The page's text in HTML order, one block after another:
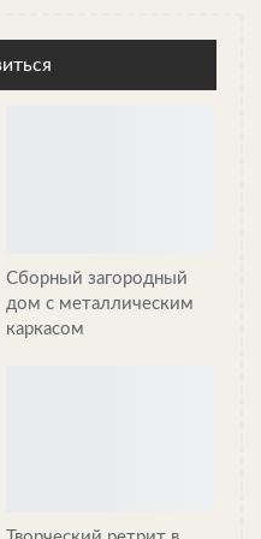
Сборный загородный
дом с металлическим
каркасом